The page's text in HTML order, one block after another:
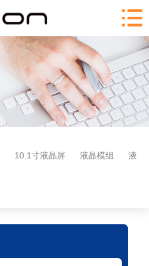
10.1寸液晶屏 液晶模组
液